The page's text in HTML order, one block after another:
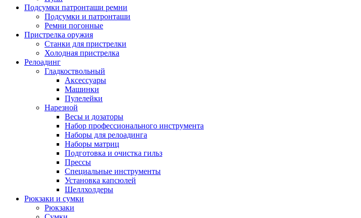
Подсумки патронташи ремни
Подсумки и патронташи
Ремни погонные
Пристрелка оружия
Станки для пристрелки
Холодная пристрелка
Релоадинг
Гладкоствольный
Аксессуары
Машинки
Пулелейки
Нарезной
Весы и дозаторы
Набор профессионального инструмента
Наборы для релоадинга
Наборы матриц
Подготовка и очистка гильз
Прессы
Специальные инструменты
Установка капсюлей
Шеллхолдеры
Рюкзаки и сумки
Рюкзаки